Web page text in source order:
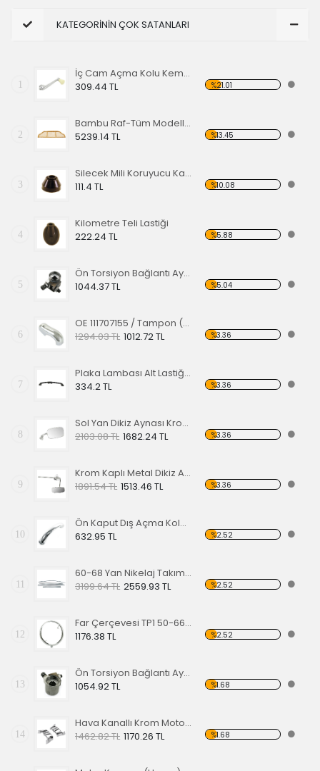
KATEGORİNİN ÇOK SATANLARI
1
İç Cam Açma Kolu Kemik Renk-56-67 EA
309.44 TL
%21.01
2
Bambu Raf-Tüm Modeller İçin
5239.14 TL
%13.45
3
Silecek Mili Koruyucu Kapak
111.4 TL
%10.08
4
Kilometre Teli Lastiği
222.24 TL
%5.88
5
Ön Torsiyon Bağlantı Ayarlayıcı (ADJUSTER ) 60-65
1044.37 TL
%5.04
6
OE 111707155 / Tampon (Babası) Koruma Krom 1200-1300 52-67
1294.03 TL 1012.72 TL %3.36
7
Plaka Lambası Alt Lastiği 67-79 EA
334.2 TL
%3.36
8
Sol Yan Dikiz Aynası Krom 68-79
2103.08 TL 1682.24 TL %3.36
9
Krom Kaplı Metal Dikiz Aynası 57
1891.54 TL 1513.46 TL %3.36
10
Ön Kaput Dış Açma Kolu Nikelajlı 52-67
632.95 TL
%2.52
11
60-68 Yan Nikelaj Takımı Kalın Tip
3199.64 TL 2559.93 TL %2.52
12
Far Çerçevesi TP1 50-66 TP2 50-67
1176.38 TL
%2.52
13
Ön Torsiyon Bağlantı Ayarlayıcı (ADJUSTER ) 66 Ve Üstü Modeller İçin
1054.92 TL
%1.68
14
Hava Kanallı Krom Motor Arka Kapağı
1462.82 TL 1170.26 TL %1.68